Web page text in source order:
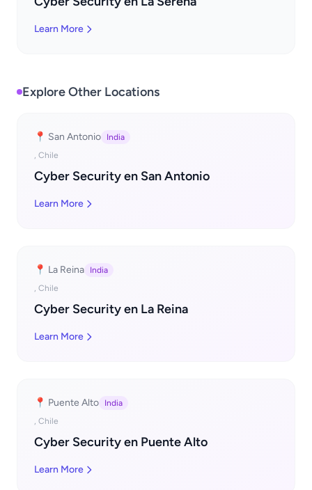
Learn More
Explore Other Locations
📍 San Antonio
India
, Chile
Cyber Security en San Antonio
Learn More
📍 La Reina
India
, Chile
Cyber Security en La Reina
Learn More
📍 Puente Alto
India
, Chile
Cyber Security en Puente Alto
Learn More